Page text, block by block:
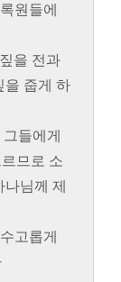
원들에
을 전과
을 줍게 하
들에게
므로 소
님께 제
고롭게